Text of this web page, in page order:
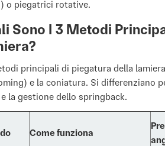
o piegatrici rotative.
Sono I 3 Metodi
principali di piegatura della
e la coniatura. Si differenziano
la gestione dello springback.
Come funziona